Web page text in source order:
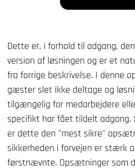
Dette er, i forhold til adgang,
version af løsningen og er et
fra forrige beskrivelse. I denne
gæster slet ikke deltage og
tilgængelig for medarbejdere
specifikt har fået tildelt adgang.
er dette den "mest sikre"
sikkerheden i forvejen er stærk
førstnævnte. Opsætninger som